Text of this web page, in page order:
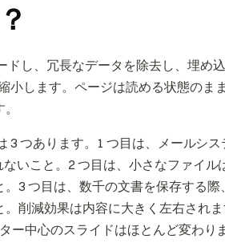
ドし、冗長なデータを除去し、埋め
小します。ページは読める状態の
3 つあります。1 つ目は、メールシ
いこと。2 つ目は、小さなファイ
3 つ目は、数千の文書を保存する
。削減効果は内容に大きく左右され
ー中心のスライドはほとんど変わり